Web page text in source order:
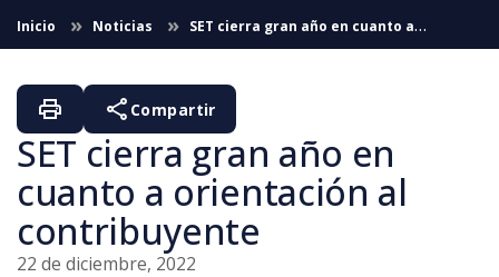
Saltar al contenido principal
Inicio Noticias
SET cierra gran año en cuanto a
orientación al contribuyente (22/12/2022)
SET cierra gran año en
cuanto a orientación al
contribuyente
22 de diciembre, 2022
print share Compartir